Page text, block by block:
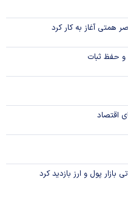
همتی آغاز به کار کرد
و حفظ ثبات
اقتصاد
پول و ارز بازدید کرد